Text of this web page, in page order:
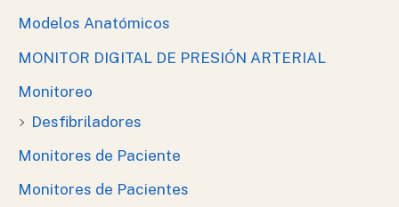
Modelos Anatómicos
MONITOR DIGITAL DE PRESIÓN ARTERIAL
Monitoreo
Desfibriladores
Monitores de Paciente
Monitores de Pacientes